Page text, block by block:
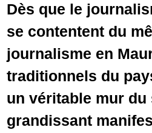
Dès que le
se contentent du
journalisme en
traditionnels du
un véritable mur
grandissant